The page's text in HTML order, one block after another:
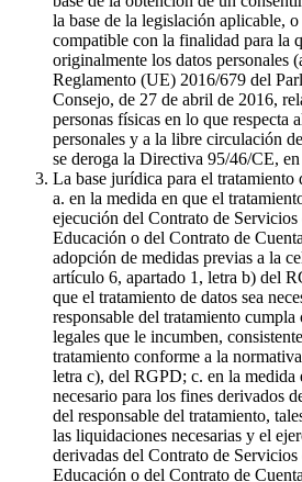
la base de la legislación aplicable,
compatible con la finalidad para la
originalmente los datos personales
Reglamento (UE) 2016/679 del
Consejo, de 27 de abril de 2016,
personas físicas en lo que respecta
personales y a la libre circulación
se deroga la Directiva 95/46/CE,
La base jurídica para el tratamiento
a. en la medida en que el
ejecución del Contrato de
Educación o del Contrato de
adopción de medidas previas a la
artículo 6, apartado 1, letra b) del
que el tratamiento de datos sea
responsable del tratamiento
legales que le incumben,
tratamiento conforme a la
letra c), del RGPD; c. en la medida
necesario para los fines derivados
del responsable del tratamiento,
las liquidaciones necesarias y el
derivadas del Contrato de
Educación o del Contrato de